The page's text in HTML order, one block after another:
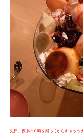
先日、夜中の０時を回ってからキャッツ
メディア出演
プライバシーポ